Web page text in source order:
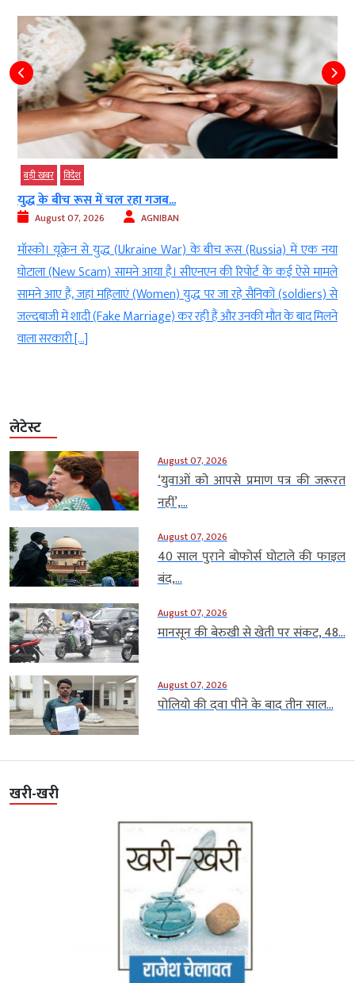
बड़ी खबर विदेश
युद्ध के बीच रूस में चल रहा गजब...
August 07, 2026 AGNIBAN
मॉस्को। यूक्रेन से युद्ध (Ukraine War) के बीच रूस (Russia) में एक नया
घोटाला (New Scam) सामने आया है। सीएनएन की रिपोर्ट के कई ऐसे मामले
सामने आए हैं, जहां महिलाएं (Women) युद्ध पर जा रहे सैनिकों (soldiers) से
जल्दबाजी में शादी (Fake Marriage) कर रही हैं और उनकी मौत के बाद मिलने
वाला सरकारी […]
लेटेस्ट
August 07, 2026
‘युवाओं को आपसे प्रमाण पत्र की जरूरत
नहीं’,...
August 07, 2026
40 साल पुराने बोफोर्स घोटाले की फाइल
बंद,...
August 07, 2026
मानसून की बेरुखी से खेती पर संकट, 48...
August 07, 2026
पोलियो की दवा पीने के बाद तीन साल...
खरी-खरी